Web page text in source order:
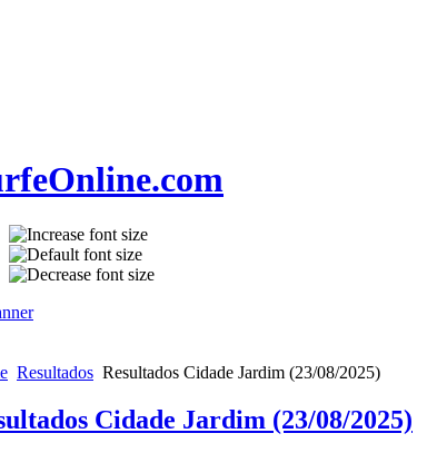
Resultados Resultados Cidade Jardim (23/08/2025)
Cidade Jardim (23/08/2025)